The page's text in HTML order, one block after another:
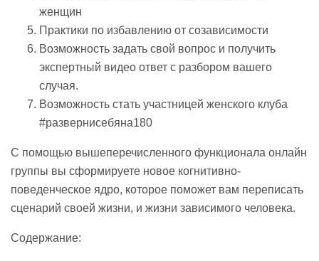
женщин
Практики по избавлению от созависимости
Возможность задать свой вопрос и получить
экспертный видео ответ с разбором вашего
случая.
Возможность стать участницей женского клуба
#развернисебяна180
С помощью вышеперечисленного функционала онлайн
группы вы сформируете новое когнитивно-
поведенческое ядро, которое поможет вам переписать
сценарий своей жизни, и жизни зависимого человека.
Содержание: